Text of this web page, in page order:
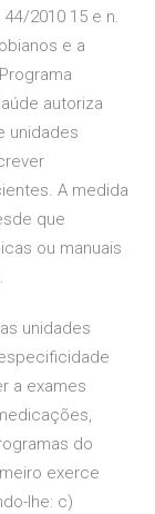
2010 15 e n.
e a
autoriza
unidades
A medida
que
ou manuais
unidades
a exames
do
exerce
lhe: c)